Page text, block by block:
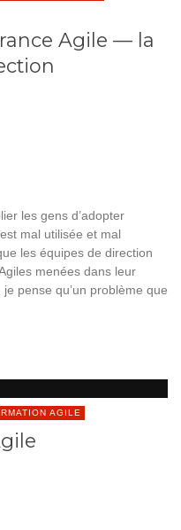
Agile — la
les gens d’adopter
mal utilisée et mal
les équipes de direction
menées dans leur
pense qu’un problème que
AGILE